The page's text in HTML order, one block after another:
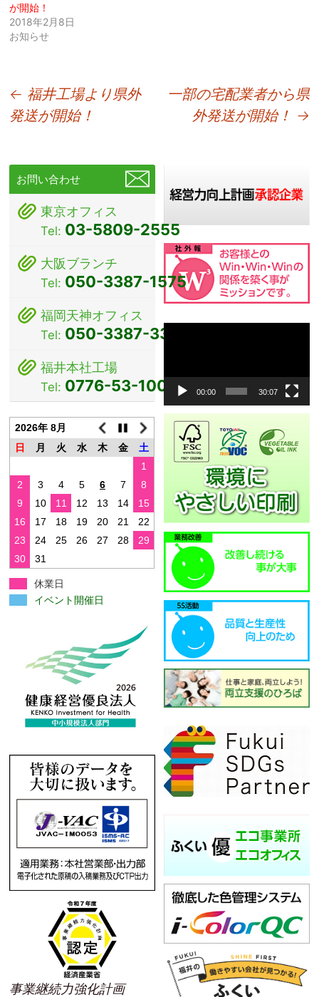
が開始！
2018年2月8日
お知らせ
投
稿
ビ
ゲ
ー
シ
ョ
ン
← 福井工場より県外
発送が開始！
一部の宅配業者から県
外発送が開始！ →
お問い合わせ
東京オフィス
Tel: 03-5809-2555
大阪ブランチ
Tel: 050-3387-1575
福岡天神オフィス
Tel: 050-3387-3381
福井本社工場
Tel: 0776-53-1000
2026年 8月
日
月 火 水 木 金
土
1
2
3 4 5 6 7
8
9
10 11 12 13 14
15
16
17 18 19 20 21
22
23
24 25 26 27 28
29
30
31
休業日
イベント開催日
事業継続力強化計画
動
レ
ー
ヤ
00:00 30:07